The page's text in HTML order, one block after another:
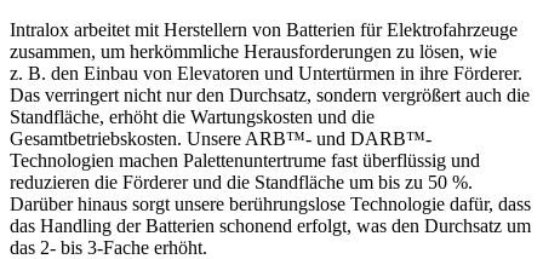
Intralox arbeitet mit Herstellern von Batterien für Elektrofahrzeuge
zusammen, um herkömmliche Herausforderungen zu lösen, wie
z. B. den Einbau von Elevatoren und Untertürmen in ihre Förderer.
Das verringert nicht nur den Durchsatz, sondern vergrößert auch die
Standfläche, erhöht die Wartungskosten und die
Gesamtbetriebskosten. Unsere ARB™- und DARB™-
Technologien machen Palettenuntertrume fast überflüssig und
reduzieren die Förderer und die Standfläche um bis zu 50 %.
Darüber hinaus sorgt unsere berührungslose Technologie dafür, dass
das Handling der Batterien schonend erfolgt, was den Durchsatz um
das 2- bis 3-Fache erhöht.